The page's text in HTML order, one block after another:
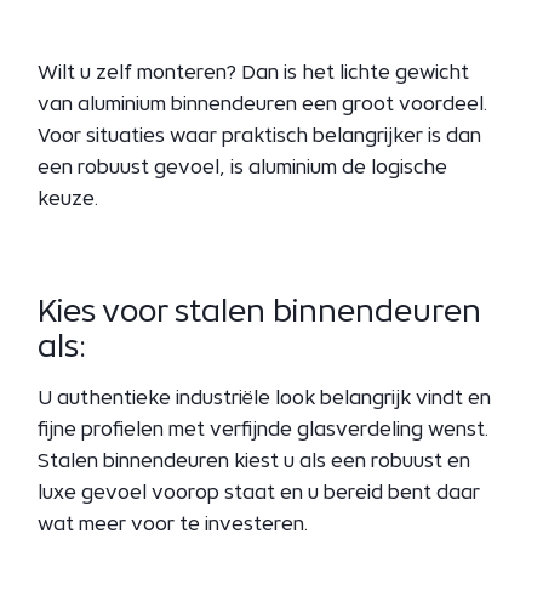
Wilt u zelf monteren? Dan is het lichte gewicht
van aluminium binnendeuren een groot voordeel.
Voor situaties waar praktisch belangrijker is dan
een robuust gevoel, is aluminium de logische
keuze.
Kies voor stalen binnendeuren
als:
U authentieke industriële look belangrijk vindt en
fijne profielen met verfijnde glasverdeling wenst.
Stalen binnendeuren kiest u als een robuust en
luxe gevoel voorop staat en u bereid bent daar
wat meer voor te investeren.